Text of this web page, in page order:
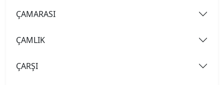
ÇAMARASI
ÇAMLIK
ÇARŞI